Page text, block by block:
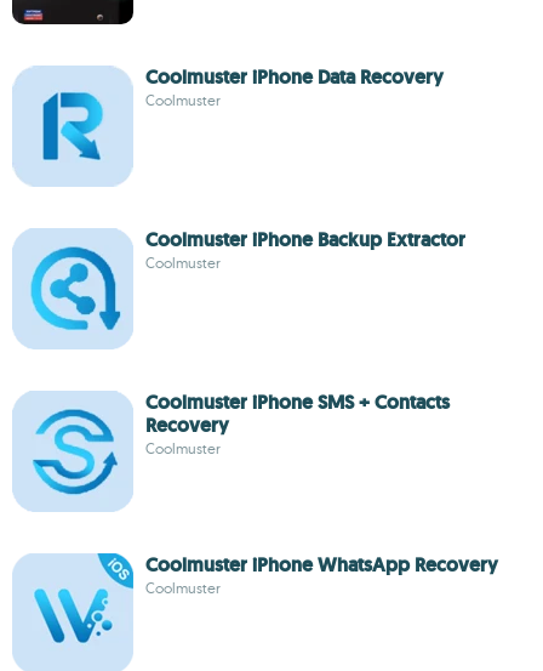
Coolmuster iPhone Data Recovery
Coolmuster
Coolmuster iPhone Backup Extractor
Coolmuster
Coolmuster iPhone SMS + Contacts
Recovery
Coolmuster
Coolmuster iPhone WhatsApp Recovery
Coolmuster